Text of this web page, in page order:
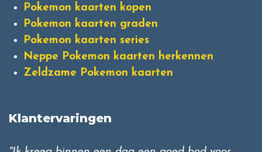
Pokemon kaarten kopen
Pokemon kaarten graden
Pokemon kaarten series
Neppe Pokemon kaarten herkennen
Zeldzame Pokemon kaarten
Klantervaringen